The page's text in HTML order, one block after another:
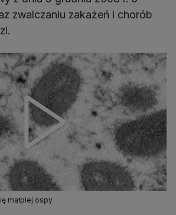
zwalczaniu zakażeń i chorób
małpiej ospy